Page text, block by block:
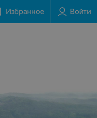
Избранное Войти